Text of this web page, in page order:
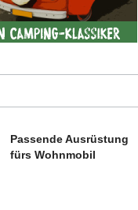
Passende Ausrüstung
fürs Wohnmobil